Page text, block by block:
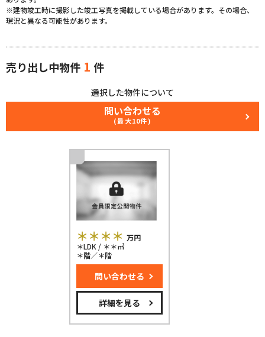
※建物竣工時に撮影した竣工写真を掲載している場合があります。その場合、
現況と異なる可能性があります。
売り出し中物件 1 件
選択した物件について
問い合わせる
(最大10件)
＊＊＊＊ 万円
＊LDK / ＊＊㎡
＊階／＊階
問い合わせる
詳細を見る